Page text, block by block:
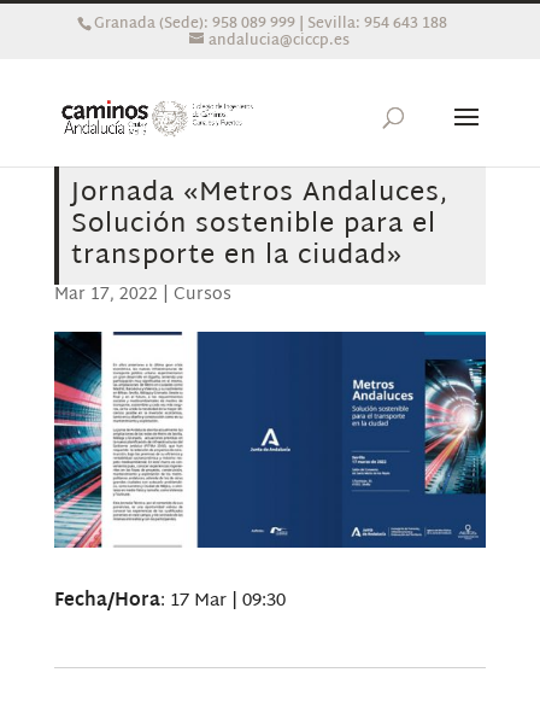
Granada (Sede): 958 089 999 | Sevilla: 954 643 188
andalucia@ciccp.es
Jornada «Metros Andaluces,
Solución sostenible para el
transporte en la ciudad»
Mar 17, 2022 | Cursos
Fecha/Hora: 17 Mar | 09:30